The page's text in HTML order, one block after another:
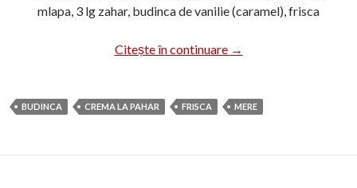
mlapa, 3 lg zahar, budinca de vanilie (caramel), frisca
Citește în continuare Desert cu mere la pahar
→
BUDINCA CREMA LA PAHAR FRISCA MERE